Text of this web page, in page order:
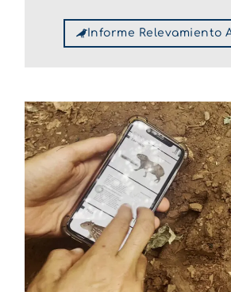
Informe Relevamiento